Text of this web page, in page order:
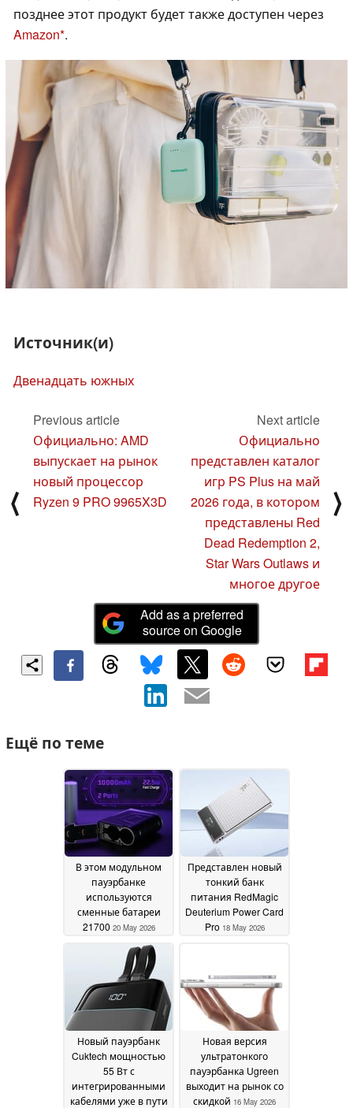
позднее этот продукт будет также доступен через
Amazon .
Источник(и)
Двенадцать южных
⟨
Previous article
Официально: AMD
выпускает на рынок
новый процессор
Ryzen 9 PRO 9965X3D
Next article
Официально
представлен каталог
игр PS Plus на май
2026 года, в котором
представлены Red
Dead Redemption 2,
Star Wars Outlaws и
многое другое
⟩
Add as a preferred
source on Google
Ещё по теме
В этом модульном
пауэрбанке
используются
сменные батареи
21700 20 May 2026
Представлен новый
тонкий банк
питания RedMagic
Deuterium Power Card
Pro 18 May 2026
Новый пауэрбанк
Cuktech мощностью
55 Вт с
интегрированными
кабелями уже в пути
Новая версия
ультратонкого
пауэрбанка Ugreen
выходит на рынок со
скидкой 16 May 2026